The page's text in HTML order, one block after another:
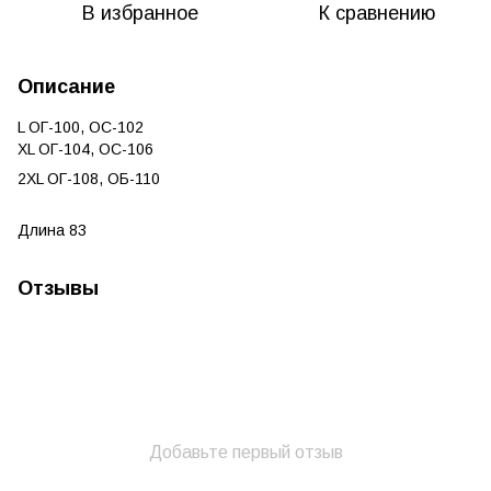
В избранное К сравнению
Описание
L ОГ-100, ОС-102
XL ОГ-104, ОС-106
2XL ОГ-108, ОБ-110
Длина 83
Отзывы
Добавьте первый отзыв